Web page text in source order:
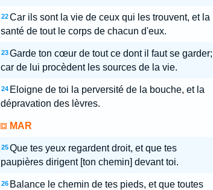
22 Car ils sont la vie de ceux qui les trouvent, et la
santé de tout le corps de chacun d'eux.
23 Garde ton cœur de tout ce dont il faut se garder;
car de lui procèdent les sources de la vie.
24 Eloigne de toi la perversité de la bouche, et la
dépravation des lèvres.
MAR
25 Que tes yeux regardent droit, et que tes
paupières dirigent [ton chemin] devant toi.
26 Balance le chemin de tes pieds, et que toutes